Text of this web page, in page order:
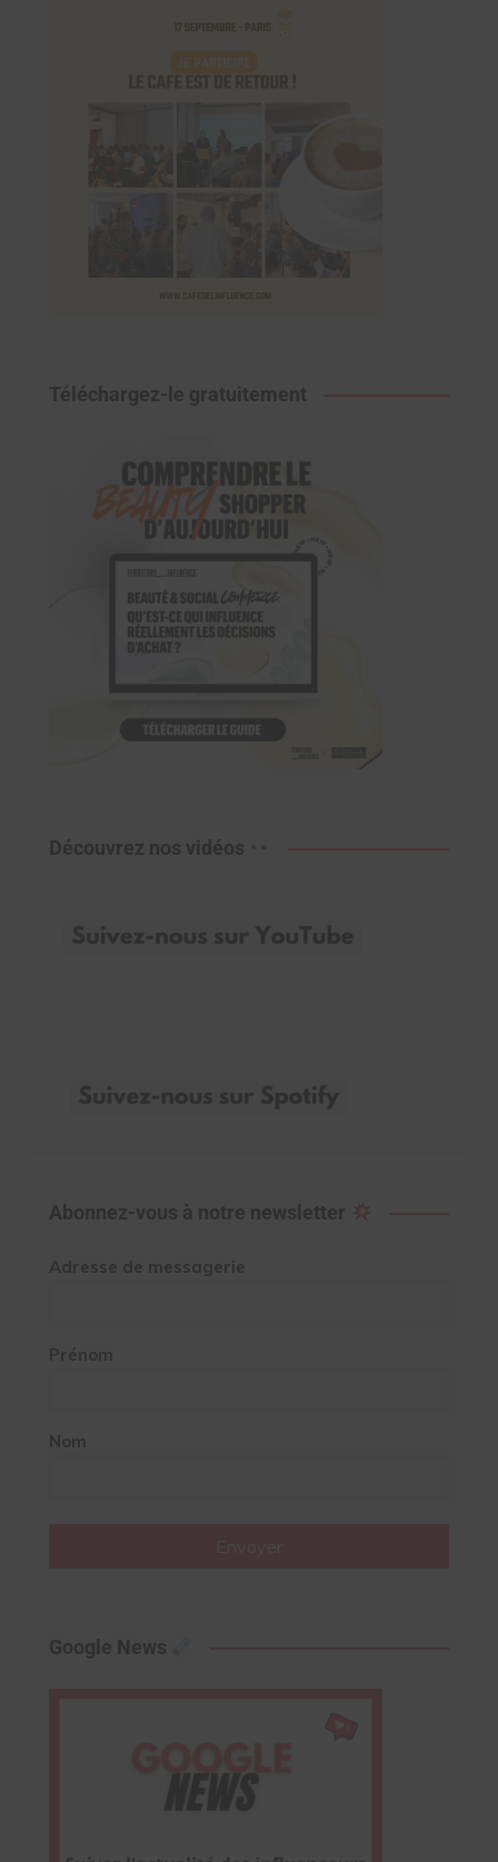
Téléchargez-le gratuitement
Découvrez nos vidéos
Abonnez-vous à notre newsletter
Adresse de messagerie
Prénom
Nom
Google News